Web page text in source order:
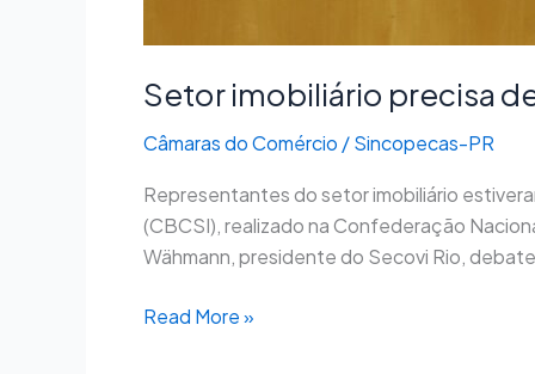
Setor imobiliário precisa
Câmaras do Comércio /Sincopecas-PR
Representantes do setor imobiliário
(CBCSI), realizado na Confederação
Wähmann, presidente do Secovi Rio,
Read More »